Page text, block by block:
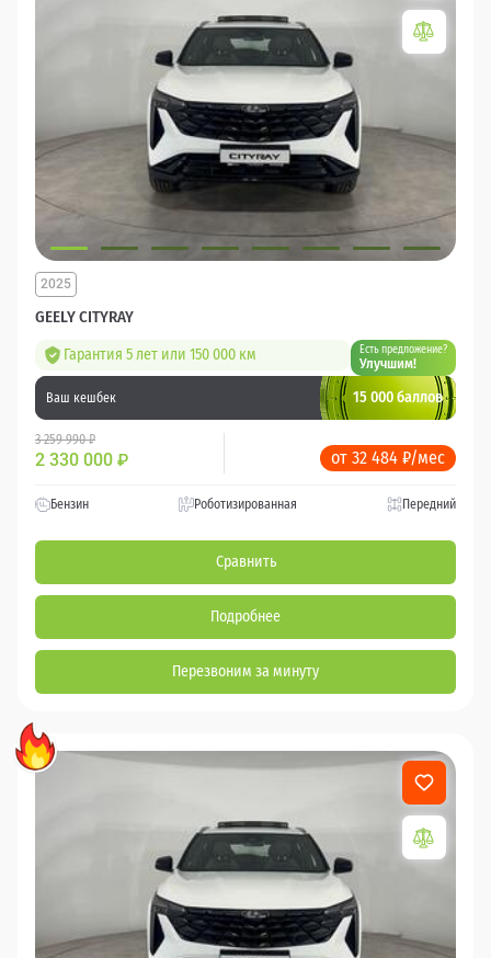
GEELY CITYRAY
2025
Гарантия 5 лет или 150 000 км Есть предложение?
Улучшим!
Ваш кешбек 15 000 баллов
3 259 990 ₽
2 330 000 ₽ от 32 484 ₽/мес
Бензин Роботизированная Передний
Сравнить
Подробнее
Перезвоним за минуту